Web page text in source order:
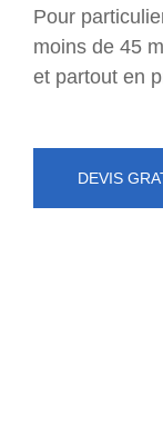
Pour
moins de 45
et partout en
DEVIS